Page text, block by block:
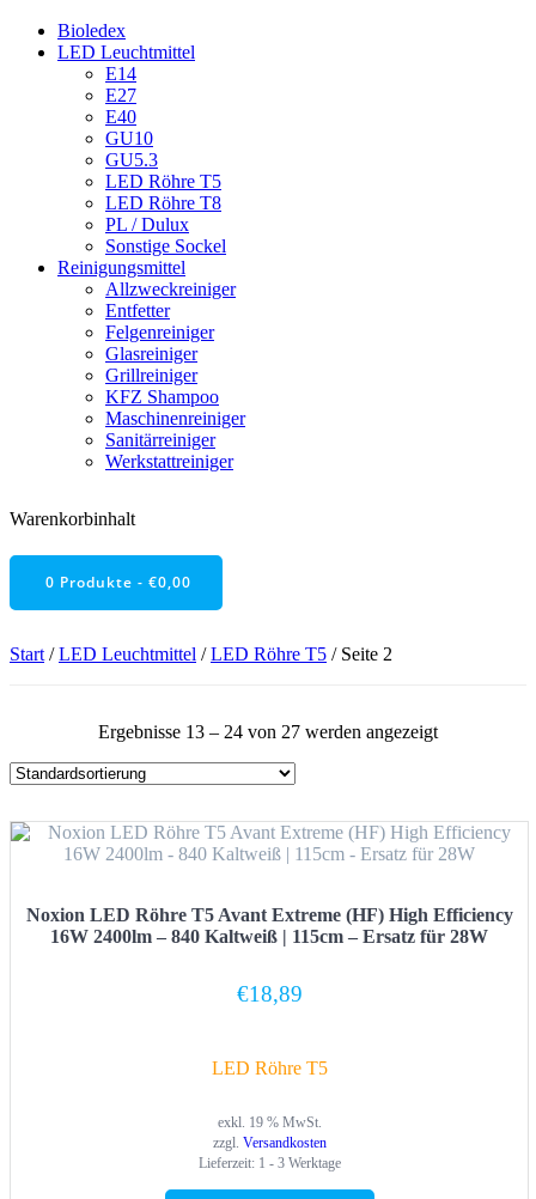
Bioledex
LED Leuchtmittel
E14
E27
E40
GU10
GU5.3
LED Röhre T5
LED Röhre T8
PL / Dulux
Sonstige Sockel
Reinigungsmittel
Allzweckreiniger
Entfetter
Felgenreiniger
Glasreiniger
Grillreiniger
KFZ Shampoo
Maschinenreiniger
Sanitärreiniger
Werkstattreiniger
Warenkorbinhalt
0 Produkte - €0,00
Start /LED Leuchtmittel /LED Röhre T5 / Seite 2
Ergebnisse 13 – 24 von 27 werden angezeigt
Noxion LED Röhre T5 Avant Extreme (HF) High Efficiency
16W 2400lm – 840 Kaltweiß | 115cm – Ersatz für 28W
€18,89
LED Röhre T5
exkl. 19 % MwSt.
zzgl. Versandkosten
Lieferzeit: 1 - 3 Werktage